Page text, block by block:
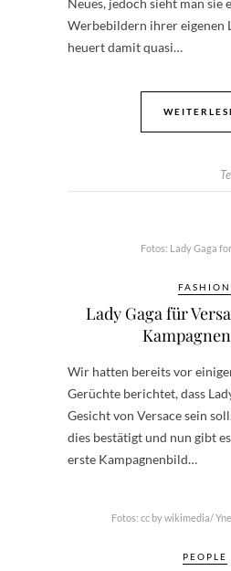
Neues, jedoch sieht man sie
Werbebildern ihrer eigenen
heuert damit quasi…
Fotos: Lady Gaga
FASHION
Lady Gaga für
Wir hatten bereits vor
Gerüchte berichtet, dass
Gesicht von Versace sein
dies bestätigt und nun gibt
erste Kampagnenbild…
Fotos: cc by wikimedia/
PEOPLE